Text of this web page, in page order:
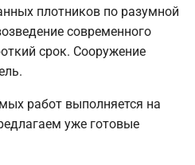
плотников по разумной
современного
срок. Сооружение
работ выполняется на
уже готовые